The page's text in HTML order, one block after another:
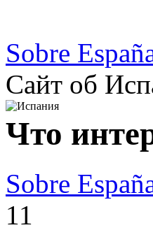
Sobre
Сайт об
Что
Sobre
11